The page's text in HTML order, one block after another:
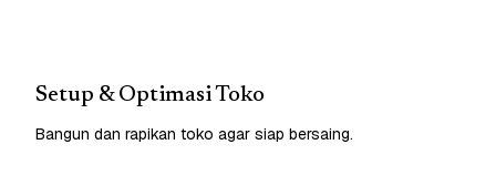
Setup & Optimasi Toko
Bangun dan rapikan toko agar siap bersaing.